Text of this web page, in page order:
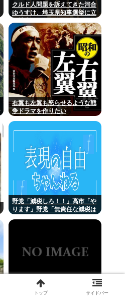
クルド人問題を訴えてきた河合
ゆうすけ、埼玉県知事選挙に立
右翼も左翼も怒らせるような戦
争ドラマを作りたい
野党「減税しろ！！」高市「や
ります」野党「無責任な減税は
トップ サイドバー